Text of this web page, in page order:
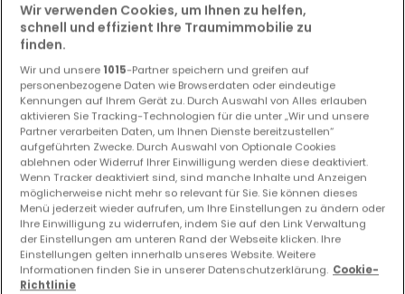
Einfamilienhaus 5 Schlafzimmer zum Kauf in
Hesperange
3.799.000 €
432 m² 5 5 3
Wir verwenden Cookies, um Ihnen zu helfen,
schnell und effizient Ihre Traumimmobilie zu
finden.
Wir und unsere 1015-Partner speichern und greifen auf
personenbezogene Daten wie Browserdaten oder eindeutige
Kennungen auf Ihrem Gerät zu. Durch Auswahl von Alles erlauben
aktivieren Sie Tracking-Technologien für die unter „Wir und unsere
Partner verarbeiten Daten, um Ihnen Dienste bereitzustellen“
aufgeführten Zwecke. Durch Auswahl von Optionale Cookies
ablehnen oder Widerruf Ihrer Einwilligung werden diese deaktiviert.
Wenn Tracker deaktiviert sind, sind manche Inhalte und Anzeigen
möglicherweise nicht mehr so relevant für Sie. Sie können dieses
Menü jederzeit wieder aufrufen, um Ihre Einstellungen zu ändern oder
Ihre Einwilligung zu widerrufen, indem Sie auf den Link Verwaltung
der Einstellungen am unteren Rand der Webseite klicken. Ihre
Einstellungen gelten innerhalb unseres Website. Weitere
Informationen finden Sie in unserer Datenschutzerklärung. Cookie-
Richtlinie